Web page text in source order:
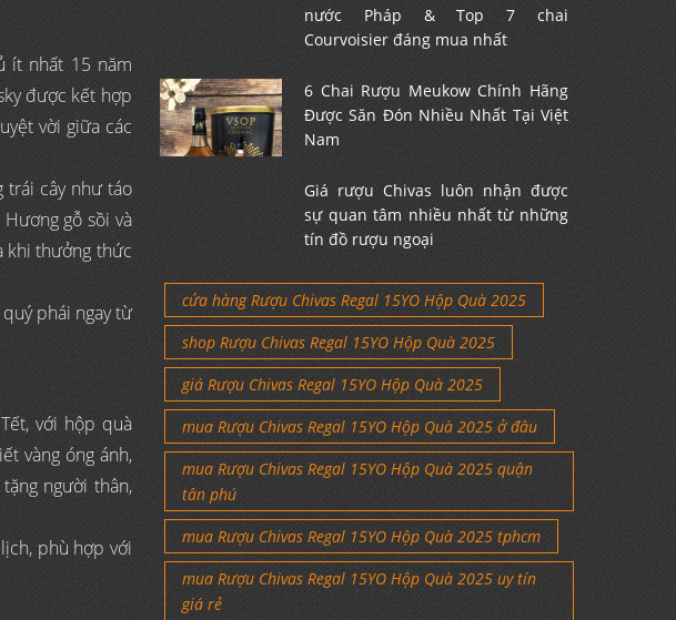
ít nhất 15 năm
được kết hợp
vời giữa các
trái cây như táo
gỗ sồi và
khi thưởng thức
phái ngay từ
với hộp quà
vàng óng ánh,
người thân,
phù hợp với
nước Pháp & Top 7 chai
Courvoisier đáng mua nhất
6 Chai Rượu Meukow Chính Hãng
Được Săn Đón Nhiều Nhất Tại Việt
Nam
Giá rượu Chivas luôn nhận được
sự quan tâm nhiều nhất từ những
tín đồ rượu ngoại
cửa hàng Rượu Chivas Regal 15YO Hộp Quà 2025
shop Rượu Chivas Regal 15YO Hộp Quà 2025
giá Rượu Chivas Regal 15YO Hộp Quà 2025
mua Rượu Chivas Regal 15YO Hộp Quà 2025 ở đâu
mua Rượu Chivas Regal 15YO Hộp Quà 2025 quận
tân phú
mua Rượu Chivas Regal 15YO Hộp Quà 2025 tphcm
mua Rượu Chivas Regal 15YO Hộp Quà 2025 uy tín
giá rẻ